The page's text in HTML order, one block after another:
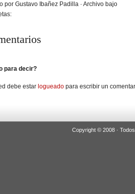
por Gustavo Ibañez Padilla · Archivo bajo
para decir?
debe estar logueado para escribir un
Copyright © 2008 ·